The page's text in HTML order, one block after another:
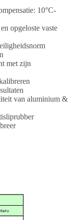
10°C-
opgeloste vaste
met zijn
van aluminium &